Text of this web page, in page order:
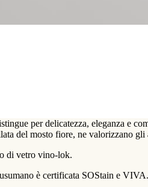
per delicatezza, eleganza e
del mosto fiore, ne valorizzano gli
di vetro vino-lok.
è certificata SOStain e VIVA.